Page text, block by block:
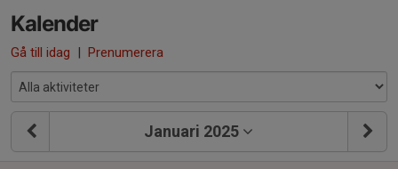
Kalender
Gå till idag | Prenumerera
Januari 2025